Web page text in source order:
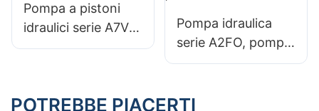
Pompa a pistoni
idraulici serie A7V
Pompa a pistoni
Pompa idraulica
serie A2FO, pompa
a pistoni, pompa a
pompa fissa per
POTREBBE PIACERTI